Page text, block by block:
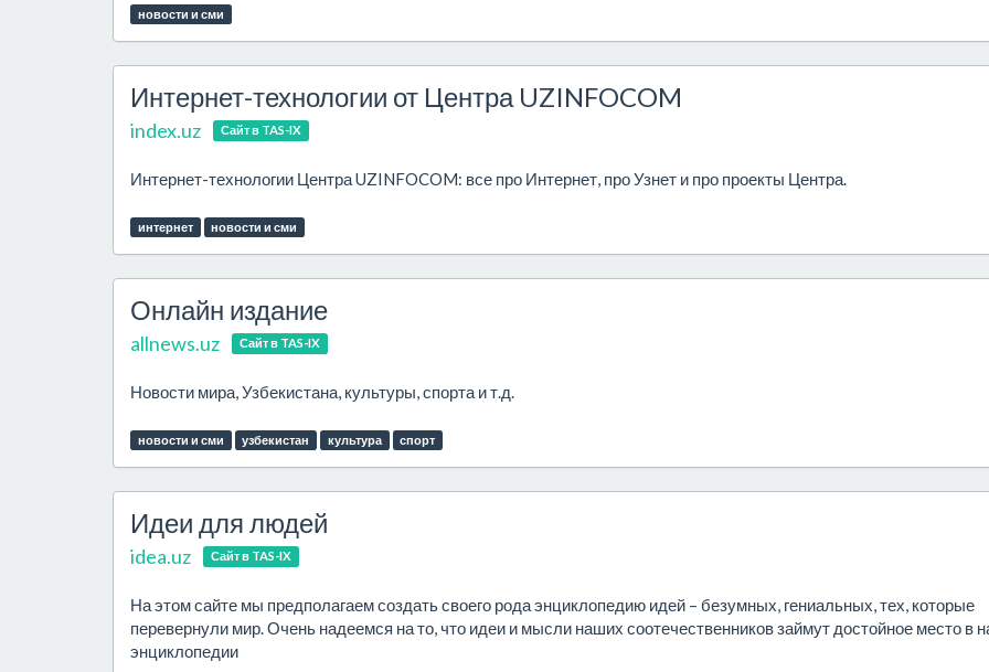
новости и сми
Интернет-технологии от Центра UZINFOCOM
index.uz Сайт в TAS-IX
Интернет-технологии Центра UZINFOCOM: все про Интернет, про Узнет и про проекты Центра.
интернет новости и сми
Онлайн издание
allnews.uz Сайт в TAS-IX
Новости мира, Узбекистана, культуры, спорта и т.д.
новости и сми узбекистан культура спорт
Идеи для людей
idea.uz Сайт в TAS-IX
На этом сайте мы предполагаем создать своего рода энциклопедию идей – безумных, гениальных, тех, которые
перевернули мир. Очень надеемся на то, что идеи и мысли наших соотечественников займут достойное место в
энциклопедии